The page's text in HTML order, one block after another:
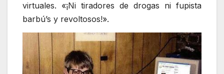
virtuales. «¡Ni tiradores de drogas ni fupista
barbú’s y revoltosos!».